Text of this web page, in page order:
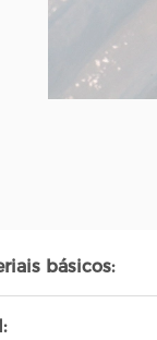
básicos: